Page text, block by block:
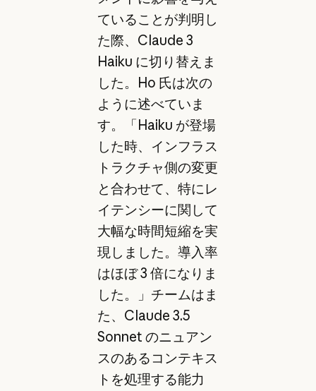
ていることが判明し
た際、Claude 3
Haiku に切り替えま
した。Ho 氏は次の
ように述べていま
す。「Haiku が登場
した時、インフラス
トラクチャ側の変更
と合わせて、特にレ
イテンシーに関して
大幅な時間短縮を実
現しました。導入率
はほぼ 3 倍になりま
した。」チームはま
た、Claude 3.5
Sonnet のニュアン
スのあるコンテキス
トを処理する能力